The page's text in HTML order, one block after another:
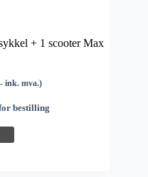
+ 1 scooter Max
ink. mva.)
bestilling